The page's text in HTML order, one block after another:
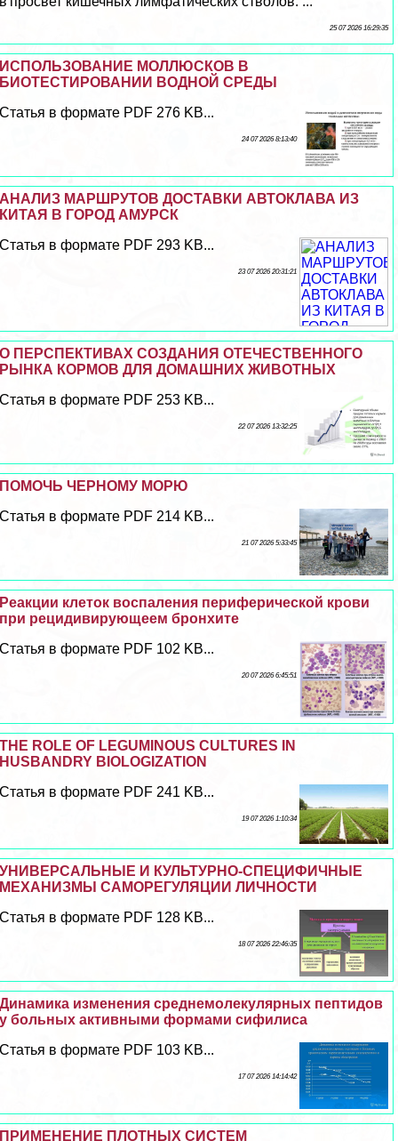
25 07 2026 16:29:35
ИСПОЛЬЗОВАНИЕ МОЛЛЮСКОВ В
БИОТЕСТИРОВАНИИ ВОДНОЙ СРЕДЫ
Статья в формате PDF 276 KB...
24 07 2026 8:13:40
АНАЛИЗ МАРШРУТОВ ДОСТАВКИ АВТОКЛАВА ИЗ
КИТАЯ В ГОРОД АМУРСК
Статья в формате PDF 293 KB...
23 07 2026 20:31:21
О ПЕРСПЕКТИВАХ СОЗДАНИЯ ОТЕЧЕСТВЕННОГО
РЫНКА КОРМОВ ДЛЯ ДОМАШНИХ ЖИВОТНЫХ
Статья в формате PDF 253 KB...
22 07 2026 13:32:25
ПОМОЧЬ ЧЕРНОМУ МОРЮ
Статья в формате PDF 214 KB...
21 07 2026 5:33:45
Реакции клеток воспаления периферической крови
при рецидивирующеем бронхите
Статья в формате PDF 102 KB...
20 07 2026 6:45:51
THE ROLE OF LEGUMINOUS CULTURES IN
HUSBANDRY BIOLOGIZATION
Статья в формате PDF 241 KB...
19 07 2026 1:10:34
УНИВЕРСАЛЬНЫЕ И КУЛЬТУРНО-СПЕЦИФИЧНЫЕ
МЕХАНИЗМЫ САМОРЕГУЛЯЦИИ ЛИЧНОСТИ
Статья в формате PDF 128 KB...
18 07 2026 22:46:35
Динамика изменения среднемолекулярных пептидов
у больных активными формами сифилиса
Статья в формате PDF 103 KB...
17 07 2026 14:14:42
ПРИМЕНЕНИЕ ПЛОТНЫХ СИСТЕМ